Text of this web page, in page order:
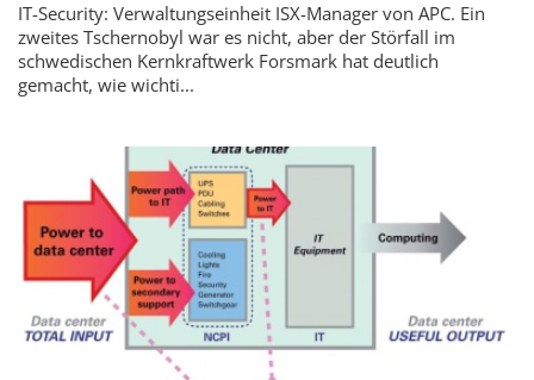
IT-Security: Verwaltungseinheit ISX-Manager von APC. Ein
zweites Tschernobyl war es nicht, aber der Störfall im
schwedischen Kernkraftwerk Forsmark hat deutlich
gemacht, wie wichti...